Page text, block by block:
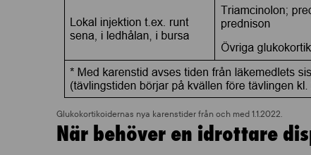
Glukokortikoidernas nya karenstider från och med 1.1.2022.
När behöver en idrottare